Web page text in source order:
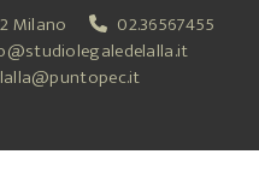
Milano
02.36567455